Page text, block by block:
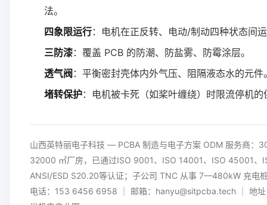
法。
四象限运行：电机在正反转、电动/制动四种状态间
三防漆：覆盖 PCB 的防潮、防盐雾、防霉涂层。
透气阀 ：平衡密封壳体内外气压、阻隔液态水的元件
堵转保护：电机被卡死（如桨叶缠绕）时限流停机的
山西英特丽电子科技 — PCBA 制造与电子方案 ODM 服务商：
32000 ㎡厂房，已通过ISO 9001、ISO 14001、ISO 45001、
ANSI/ESD S20.20等认证；子公司 TNC 从事 7—480kW 充电
电话：153 6456 6958 ｜ 邮箱：hanyu@sitpcba.tech ｜ 地址